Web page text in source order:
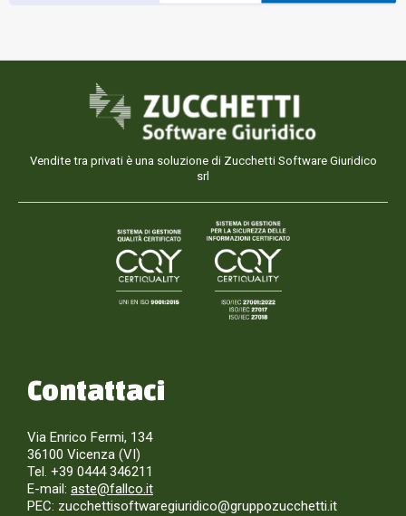
Vendite tra privati è una soluzione di Zucchetti Software Giuridico
srl
Contattaci
Via Enrico Fermi, 134
36100 Vicenza (VI)
Tel. +39 0444 346211
E-mail: aste@fallco.it
PEC: zucchettisoftwaregiuridico@gruppozucchetti.it